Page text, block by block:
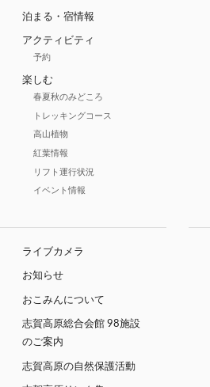
泊まる・宿情報
アクティビティ
予約
楽しむ
春夏秋のみどころ
トレッキングコース
高山植物
紅葉情報
リフト運行状況
イベント情報
ライブカメラ
お知らせ
おこみんについて
志賀高原総合会館 98施設
のご案内
志賀高原の自然保護活動